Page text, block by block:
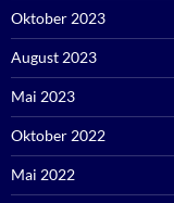
Oktober 2023
August 2023
Mai 2023
Oktober 2022
Mai 2022